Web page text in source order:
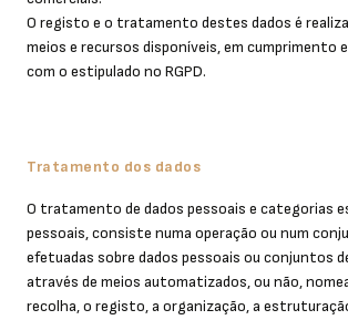
O registo e o tratamento destes dados é
meios e recursos disponíveis, em cumprimento
com o estipulado no RGPD.
Tratamento dos dados
O tratamento de dados pessoais e categorias
pessoais, consiste numa operação ou num
efetuadas sobre dados pessoais ou conjuntos
através de meios automatizados, ou não,
recolha, o registo, a organização, a